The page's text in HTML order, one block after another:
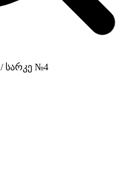
/ სარკე №4